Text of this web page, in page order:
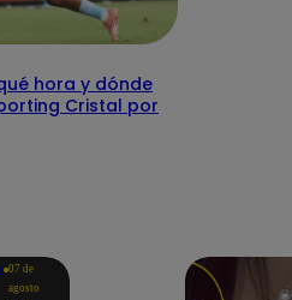
hora y dónde
Cristal por
07 de
agosto